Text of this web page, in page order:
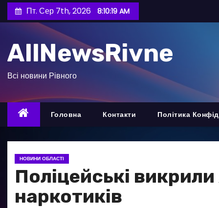
е
д
Пт. Сер 7th, 2026 8:10:20 AM
AllNewsRivne
Всі новини Рівного
Головна Контакти Політика
НОВИНИ ОБЛАСТІ
Поліцейські
наркотиків